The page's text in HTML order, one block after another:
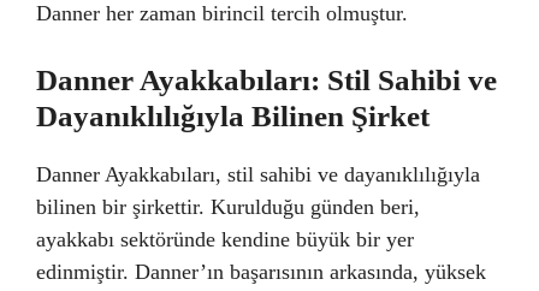
Danner her zaman birincil tercih olmuştur.
Danner Ayakkabıları: Stil Sahibi ve
Dayanıklılığıyla Bilinen Şirket
Danner Ayakkabıları, stil sahibi ve dayanıklılığıyla
bilinen bir şirkettir. Kurulduğu günden beri,
ayakkabı sektöründe kendine büyük bir yer
edinmiştir. Danner’ın başarısının arkasında, yüksek